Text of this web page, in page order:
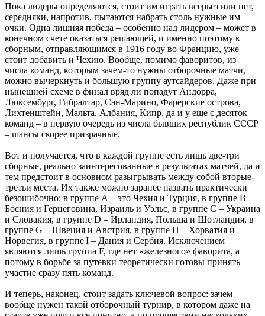
Пока лидеры определяются, стоит им играть всерьез или нет,
середняки, напротив, пытаются набрать столь нужные им
очки. Одна лишняя победа – особенно над лидером – может в
конечном счете оказаться решающей, и именно поэтому к
сборным, отправляющимся в 1916 году во Францию, уже
стоит добавить и Чехию. Вообще, помимо фаворитов, из
числа команд, которым зачем-то нужны отборочные матчи,
можно вычеркнуть и большую группу аутсайдеров. Даже при
нынешней схеме в финал вряд ли попадут Андорра,
Люксембург, Гибралтар, Сан-Марино, Фарерские острова,
Лихтенштейн, Мальта, Албания, Кипр, да и у еще с десяток
команд – в первую очередь из числа бывших республик СССР
– шансы скорее призрачные.
Вот и получается, что в каждой группе есть лишь две-три
сборные, реально заинтересованные в результатах матчей, да и
тем предстоит в основном разыгрывать между собой вторые-
третьи места. Их также можно заранее назвать практически
безошибочно: в группе А – это Чехия и Турция, в группе B –
Босния и Герцеговина, Израиль и Уэльс, в группе С – Украина
и Словакия, в группе D – Ирландия, Польша и Шотландия, в
группе G – Швеция и Австрия, в группе Н – Хорватия и
Норвегия, в группе I – Дания и Сербия. Исключением
являются лишь группа F, где нет «железного» фаворита, а
потому в борьбе за путевки теоретически готовы принять
участие сразу пять команд.
И теперь, наконец, стоит задать ключевой вопрос: зачем
вообще нужен такой отборочный турнир, в котором даже на